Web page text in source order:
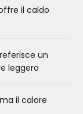
il caldo
un
leggero
il calore